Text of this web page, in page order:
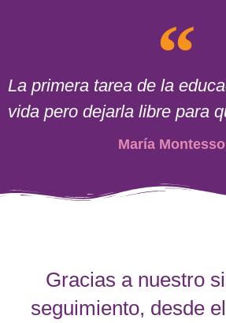
La primera tarea de la
vida pero dejarla libre para
María
Gracias a nuestro
seguimiento, desde